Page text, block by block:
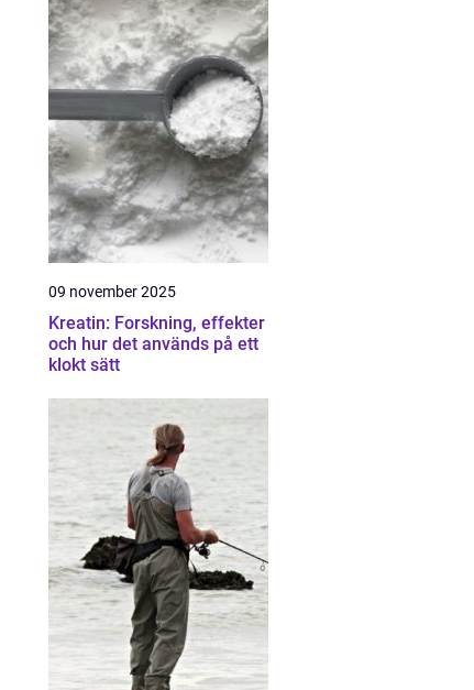
09 november 2025
Kreatin: Forskning, effekter
och hur det används på ett
klokt sätt